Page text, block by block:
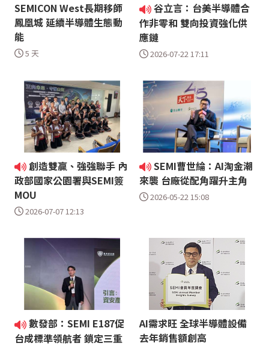
SEMICON West長期移師
鳳凰城 延續半導體生態動
能
5 天
谷立言：台美半導體合
作非零和 雙向投資強化供
應鏈
2026-07-22 17:11
創造雙贏、強強聯手 內
政部國家公園署與SEMI簽
MOU
2026-07-07 12:13
SEMI曹世綸：AI淘金潮
來襲 台廠從配角躍升主角
2026-05-22 15:08
數發部：SEMI E187促
台成標準領航者 鎖定三重
AI需求旺 全球半導體設備
去年銷售額創高